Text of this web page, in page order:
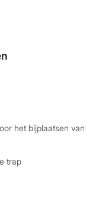
het bijplaatsen
trap